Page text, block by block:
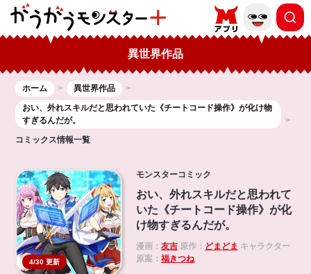
異世界作品
ホーム
異世界作品
おい、外れスキルだと思われていた《チートコード操作》が化け物
すぎるんだが。
コミックス情報一覧
4/30 更新
モンスターコミック
おい、外れスキルだと思われて
いた《チートコード操作》が化
け物すぎるんだが。
漫画： 友吉原作： どまどま キャラクター
原案： 福きつね